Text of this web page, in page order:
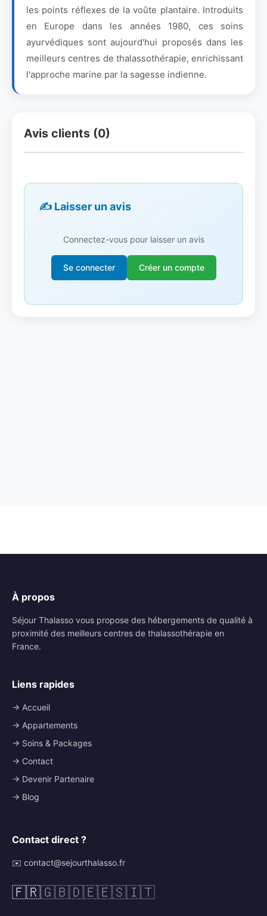
les points réflexes de la voûte plantaire. Introduits
en Europe dans les années 1980, ces soins
ayurvédiques sont aujourd'hui proposés dans les
meilleurs centres de thalassothérapie, enrichissant
l'approche marine par la sagesse indienne.
Avis clients (0)
✍️ Laisser un avis
Connectez-vous pour laisser un avis
Se connecter Créer un compte
À propos
Séjour Thalasso vous propose des hébergements de qualité à
proximité des meilleurs centres de thalassothérapie en
France.
Liens rapides
→ Accueil
→ Appartements
→ Soins & Packages
→ Contact
→ Devenir Partenaire
→ Blog
Contact direct ?
✉️ contact@sejourthalasso.fr
🇫🇷🇬🇧🇩🇪🇪🇸🇮🇹